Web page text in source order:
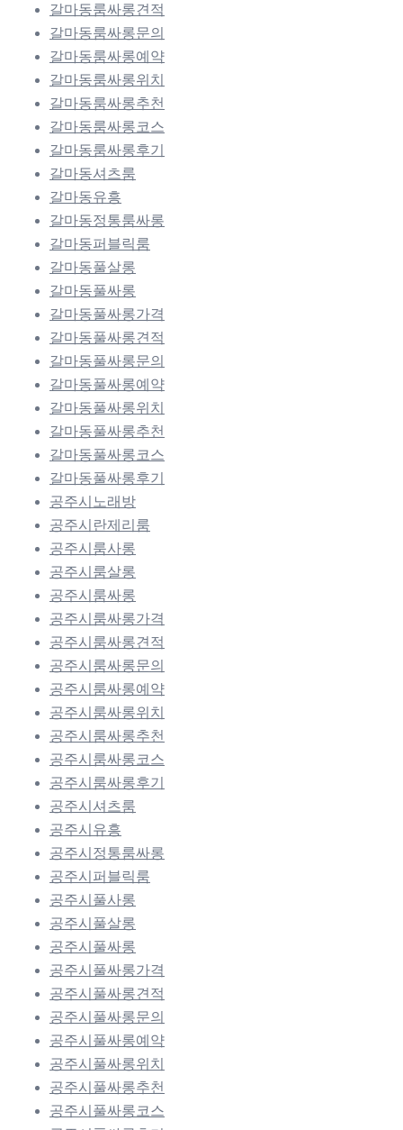
갈마동룸싸롱견적
갈마동룸싸롱문의
갈마동룸싸롱예약
갈마동룸싸롱위치
갈마동룸싸롱추천
갈마동룸싸롱코스
갈마동룸싸롱후기
갈마동셔츠룸
갈마동유흥
갈마동정통룸싸롱
갈마동퍼블릭룸
갈마동풀살롱
갈마동풀싸롱
갈마동풀싸롱가격
갈마동풀싸롱견적
갈마동풀싸롱문의
갈마동풀싸롱예약
갈마동풀싸롱위치
갈마동풀싸롱추천
갈마동풀싸롱코스
갈마동풀싸롱후기
공주시노래방
공주시란제리룸
공주시룸사롱
공주시룸살롱
공주시룸싸롱
공주시룸싸롱가격
공주시룸싸롱견적
공주시룸싸롱문의
공주시룸싸롱예약
공주시룸싸롱위치
공주시룸싸롱추천
공주시룸싸롱코스
공주시룸싸롱후기
공주시셔츠룸
공주시유흥
공주시정통룸싸롱
공주시퍼블릭룸
공주시풀사롱
공주시풀살롱
공주시풀싸롱
공주시풀싸롱가격
공주시풀싸롱견적
공주시풀싸롱문의
공주시풀싸롱예약
공주시풀싸롱위치
공주시풀싸롱추천
공주시풀싸롱코스